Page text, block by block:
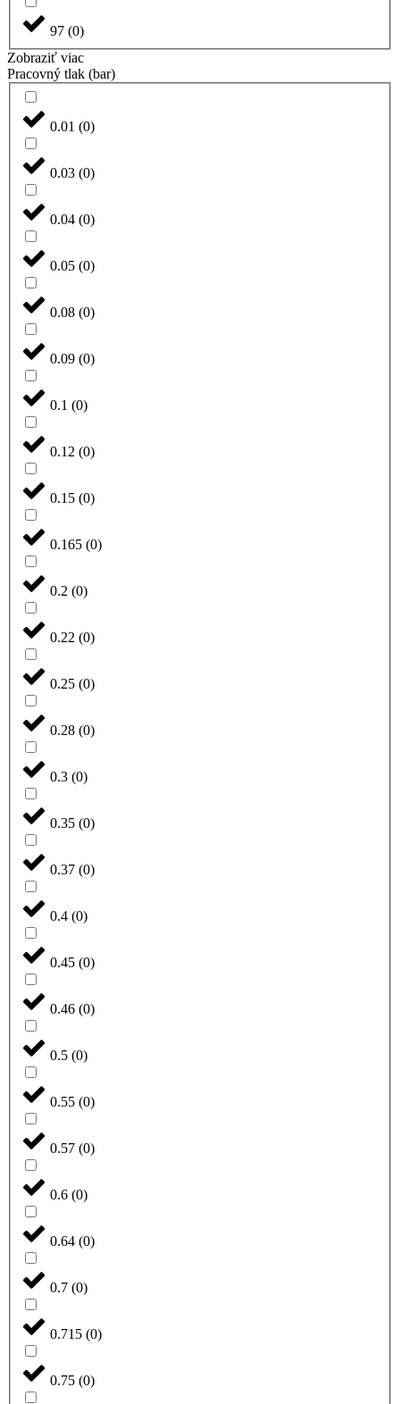
97 (0)
Zobraziť viac
Pracovný tlak (bar)
0.01 (0)
0.03 (0)
0.04 (0)
0.05 (0)
0.08 (0)
0.09 (0)
0.1 (0)
0.12 (0)
0.15 (0)
0.165 (0)
0.2 (0)
0.22 (0)
0.25 (0)
0.28 (0)
0.3 (0)
0.35 (0)
0.37 (0)
0.4 (0)
0.45 (0)
0.46 (0)
0.5 (0)
0.55 (0)
0.57 (0)
0.6 (0)
0.64 (0)
0.7 (0)
0.715 (0)
0.75 (0)